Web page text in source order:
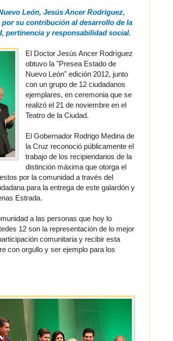
León, Jesús Ancer Rodríguez,
su contribución al desarrollo de la
pertinencia y responsabilidad social.
El Doctor Jesús Ancer Rodríguez
obtuvo la "Presea Estado de
Nuevo León" edición 2012, junto
con un grupo de 12 ciudadanos
ejemplares, en ceremonia que se
realizó el 21 de noviembre en el
Teatro de la Ciudad.
El Gobernador Rodrigo Medina de
la Cruz reconoció públicamente el
trabajo de los recipiendarios de la
distinción máxima que otorga el
por la comunidad a través del
para la entrega de este galardón y
Estrada.
a las personas que hoy lo
12 son la representación de lo mejor
comunitaria y recibir esta
con orgullo y ser ejemplo para los